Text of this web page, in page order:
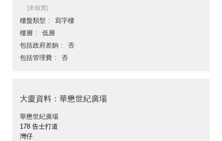
[未核實]
樓盤類型
寫字樓
樓層
低層
包括政府差餉
否
包括管理費
否
大廈資料：華懋世紀廣場
華懋世紀廣場
178 告士打道
灣仔